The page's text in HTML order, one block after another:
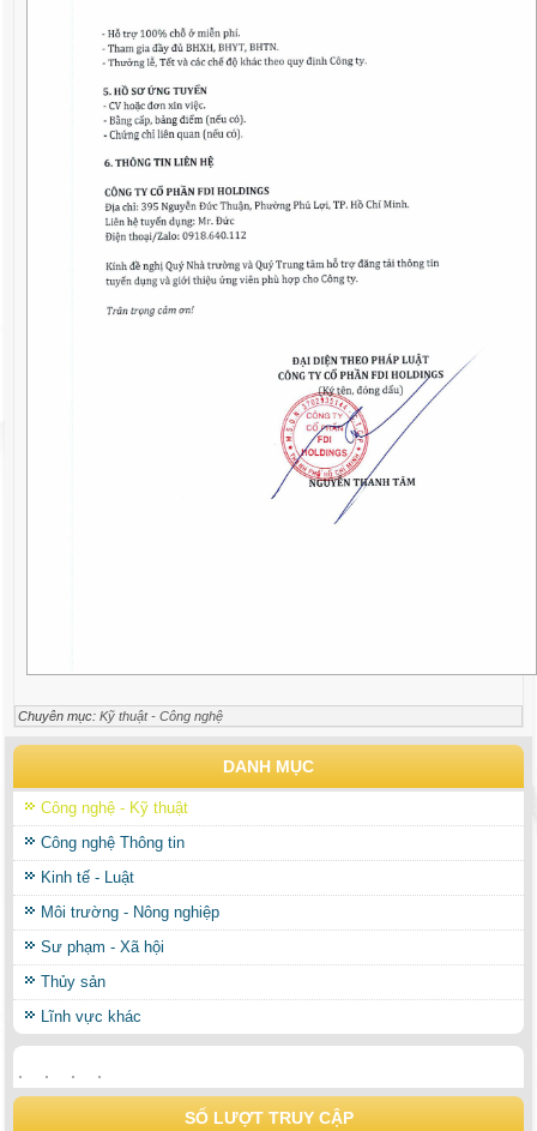
Chuyên mục:Kỹ thuật - Công nghệ
DANH MỤC
Công nghệ - Kỹ thuật
Công nghệ Thông tin
Kinh tế - Luật
Môi trường - Nông nghiệp
Sư phạm - Xã hội
Thủy sản
Lĩnh vực khác
SỐ LƯỢT TRUY CẬP